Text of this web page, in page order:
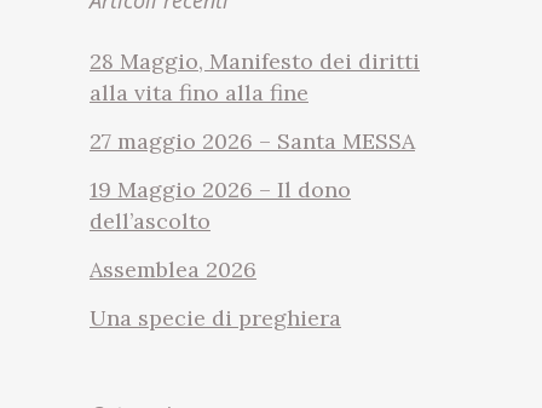
28 Maggio, Manifesto dei diritti
alla vita fino alla fine
27 maggio 2026 – Santa MESSA
19 Maggio 2026 – Il dono
dell’ascolto
Assemblea 2026
Una specie di preghiera